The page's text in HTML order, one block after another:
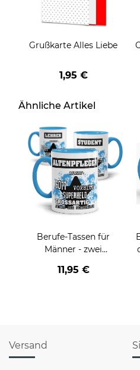
Grußkarte Alles Liebe
1,95 €
Ähnliche Artikel
Berufe-Tassen für
Männer - zwei
11,95 €
Versand